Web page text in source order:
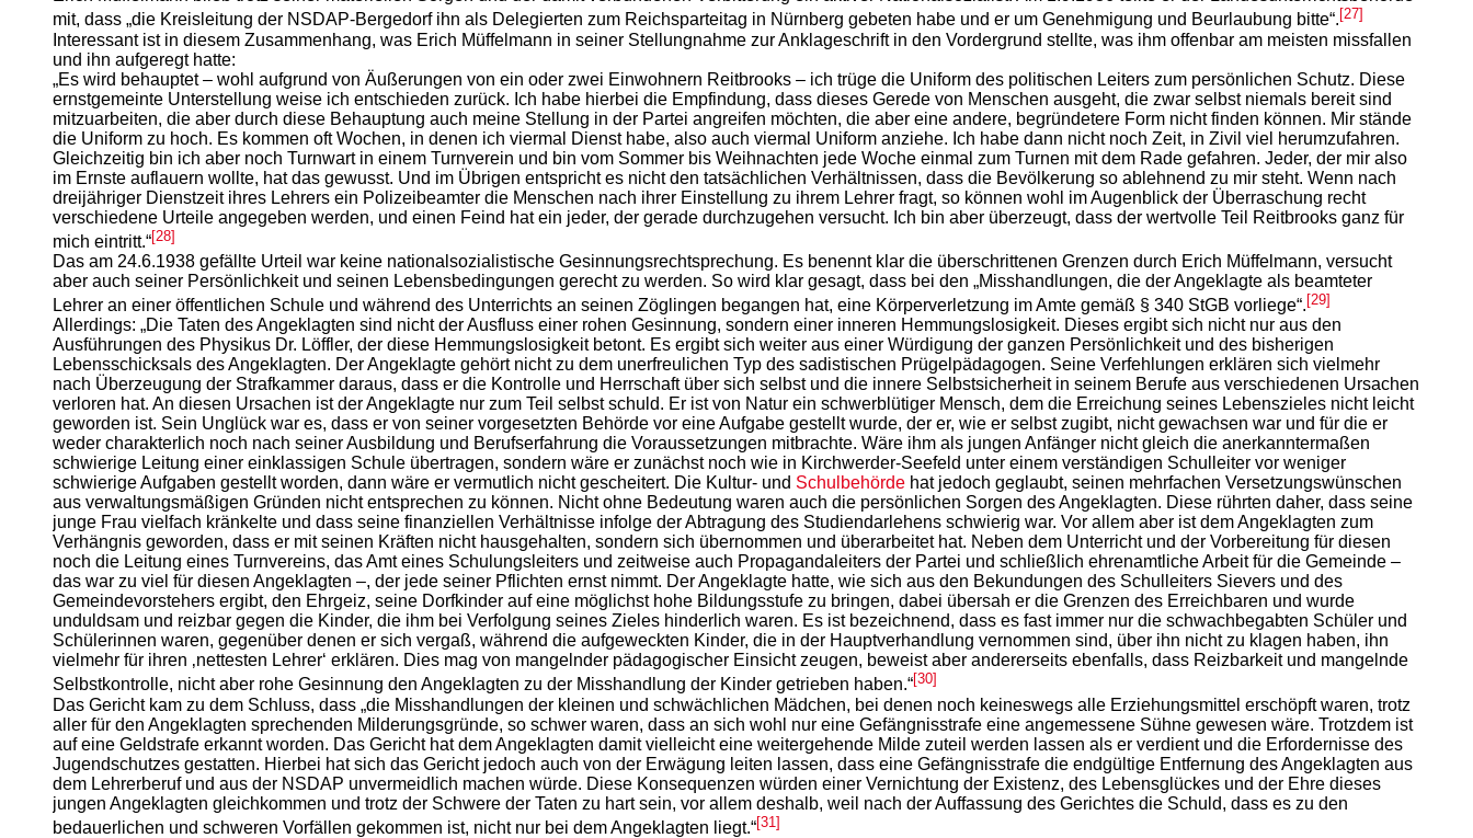
mit, dass „die Kreisleitung der NSDAP-Bergedorf ihn als Delegierten zum Reichsparteitag in Nürnberg gebeten habe und er um Genehmigung und Beurlaubung bitte“. [27]
Interessant ist in diesem Zusammenhang, was Erich Müffelmann in seiner Stellungnahme zur Anklageschrift in den Vordergrund stellte, was ihm offenbar am meisten missfallen
und ihn aufgeregt hatte:
„Es wird behauptet – wohl aufgrund von Äußerungen von ein oder zwei Einwohnern Reitbrooks – ich trüge die Uniform des politischen Leiters zum persönlichen Schutz. Diese
ernstgemeinte Unterstellung weise ich entschieden zurück. Ich habe hierbei die Empfindung, dass dieses Gerede von Menschen ausgeht, die zwar selbst niemals bereit sind
mitzuarbeiten, die aber durch diese Behauptung auch meine Stellung in der Partei angreifen möchten, die aber eine andere, begründetere Form nicht finden können. Mir stände
die Uniform zu hoch. Es kommen oft Wochen, in denen ich viermal Dienst habe, also auch viermal Uniform anziehe. Ich habe dann nicht noch Zeit, in Zivil viel herumzufahren.
Gleichzeitig bin ich aber noch Turnwart in einem Turnverein und bin vom Sommer bis Weihnachten jede Woche einmal zum Turnen mit dem Rade gefahren. Jeder, der mir also
im Ernste auflauern wollte, hat das gewusst. Und im Übrigen entspricht es nicht den tatsächlichen Verhältnissen, dass die Bevölkerung so ablehnend zu mir steht. Wenn nach
dreijähriger Dienstzeit ihres Lehrers ein Polizeibeamter die Menschen nach ihrer Einstellung zu ihrem Lehrer fragt, so können wohl im Augenblick der Überraschung recht
verschiedene Urteile angegeben werden, und einen Feind hat ein jeder, der gerade durchzugehen versucht. Ich bin aber überzeugt, dass der wertvolle Teil Reitbrooks ganz für
mich eintritt.“[28]
Das am 24.6.1938 gefällte Urteil war keine nationalsozialistische Gesinnungsrechtsprechung. Es benennt klar die überschrittenen Grenzen durch Erich Müffelmann, versucht
aber auch seiner Persönlichkeit und seinen Lebensbedingungen gerecht zu werden. So wird klar gesagt, dass bei den „Misshandlungen, die der Angeklagte als beamteter
Lehrer an einer öffentlichen Schule und während des Unterrichts an seinen Zöglingen begangen hat, eine Körperverletzung im Amte gemäß § 340 StGB vorliege“. [29]
Allerdings: „Die Taten des Angeklagten sind nicht der Ausfluss einer rohen Gesinnung, sondern einer inneren Hemmungslosigkeit. Dieses ergibt sich nicht nur aus den
Ausführungen des Physikus Dr. Löffler, der diese Hemmungslosigkeit betont. Es ergibt sich weiter aus einer Würdigung der ganzen Persönlichkeit und des bisherigen
Lebensschicksals des Angeklagten. Der Angeklagte gehört nicht zu dem unerfreulichen Typ des sadistischen Prügelpädagogen. Seine Verfehlungen erklären sich vielmehr
nach Überzeugung der Strafkammer daraus, dass er die Kontrolle und Herrschaft über sich selbst und die innere Selbstsicherheit in seinem Berufe aus verschiedenen Ursachen
verloren hat. An diesen Ursachen ist der Angeklagte nur zum Teil selbst schuld. Er ist von Natur ein schwerblütiger Mensch, dem die Erreichung seines Lebenszieles nicht leicht
geworden ist. Sein Unglück war es, dass er von seiner vorgesetzten Behörde vor eine Aufgabe gestellt wurde, der er, wie er selbst zugibt, nicht gewachsen war und für die er
weder charakterlich noch nach seiner Ausbildung und Berufserfahrung die Voraussetzungen mitbrachte. Wäre ihm als jungen Anfänger nicht gleich die anerkanntermaßen
schwierige Leitung einer einklassigen Schule übertragen, sondern wäre er zunächst noch wie in Kirchwerder-Seefeld unter einem verständigen Schulleiter vor weniger
schwierige Aufgaben gestellt worden, dann wäre er vermutlich nicht gescheitert. Die Kultur- und Schulbehörde hat jedoch geglaubt, seinen mehrfachen Versetzungswünschen
aus verwaltungsmäßigen Gründen nicht entsprechen zu können. Nicht ohne Bedeutung waren auch die persönlichen Sorgen des Angeklagten. Diese rührten daher, dass seine
junge Frau vielfach kränkelte und dass seine finanziellen Verhältnisse infolge der Abtragung des Studiendarlehens schwierig war. Vor allem aber ist dem Angeklagten zum
Verhängnis geworden, dass er mit seinen Kräften nicht hausgehalten, sondern sich übernommen und überarbeitet hat. Neben dem Unterricht und der Vorbereitung für diesen
noch die Leitung eines Turnvereins, das Amt eines Schulungsleiters und zeitweise auch Propagandaleiters der Partei und schließlich ehrenamtliche Arbeit für die Gemeinde –
das war zu viel für diesen Angeklagten –, der jede seiner Pflichten ernst nimmt. Der Angeklagte hatte, wie sich aus den Bekundungen des Schulleiters Sievers und des
Gemeindevorstehers ergibt, den Ehrgeiz, seine Dorfkinder auf eine möglichst hohe Bildungsstufe zu bringen, dabei übersah er die Grenzen des Erreichbaren und wurde
unduldsam und reizbar gegen die Kinder, die ihm bei Verfolgung seines Zieles hinderlich waren. Es ist bezeichnend, dass es fast immer nur die schwachbegabten Schüler und
Schülerinnen waren, gegenüber denen er sich vergaß, während die aufgeweckten Kinder, die in der Hauptverhandlung vernommen sind, über ihn nicht zu klagen haben, ihn
vielmehr für ihren ‚nettesten Lehrer‘ erklären. Dies mag von mangelnder pädagogischer Einsicht zeugen, beweist aber andererseits ebenfalls, dass Reizbarkeit und mangelnde
Selbstkontrolle, nicht aber rohe Gesinnung den Angeklagten zu der Misshandlung der Kinder getrieben haben.“[30]
Das Gericht kam zu dem Schluss, dass „die Misshandlungen der kleinen und schwächlichen Mädchen, bei denen noch keineswegs alle Erziehungsmittel erschöpft waren, trotz
aller für den Angeklagten sprechenden Milderungsgründe, so schwer waren, dass an sich wohl nur eine Gefängnisstrafe eine angemessene Sühne gewesen wäre. Trotzdem ist
auf eine Geldstrafe erkannt worden. Das Gericht hat dem Angeklagten damit vielleicht eine weitergehende Milde zuteil werden lassen als er verdient und die Erfordernisse des
Jugendschutzes gestatten. Hierbei hat sich das Gericht jedoch auch von der Erwägung leiten lassen, dass eine Gefängnisstrafe die endgültige Entfernung des Angeklagten aus
dem Lehrerberuf und aus der NSDAP unvermeidlich machen würde. Diese Konsequenzen würden einer Vernichtung der Existenz, des Lebensglückes und der Ehre dieses
jungen Angeklagten gleichkommen und trotz der Schwere der Taten zu hart sein, vor allem deshalb, weil nach der Auffassung des Gerichtes die Schuld, dass es zu den
bedauerlichen und schweren Vorfällen gekommen ist, nicht nur bei dem Angeklagten liegt.“[31]